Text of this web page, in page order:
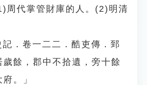
周代掌管財庫的人。(2)明清
．卷一二二．酷吏傳．郅
歲餘，郡中不拾遺，旁十餘
。」